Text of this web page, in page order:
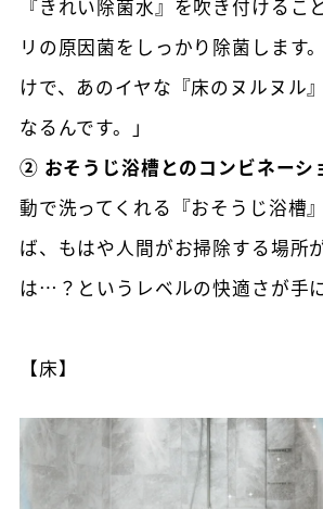
『きれい除菌水』を吹き付けるこ
リの原因菌をしっかり除菌します
けで、あのイヤな『床のヌルヌル
なるんです。」
② おそうじ浴槽とのコンビネーシ
動で洗ってくれる『おそうじ浴槽
ば、もはや人間がお掃除する場所
は…？というレベルの快適さが手に
【床】